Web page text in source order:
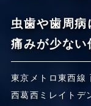
虫歯や歯周
痛みが少ない
東京メトロ東西線
西葛西ミレイトデ